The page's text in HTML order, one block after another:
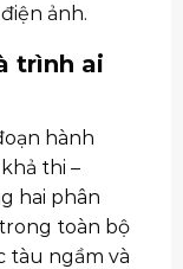
ảnh.
trình ai
hành
thi –
hai phân
toàn bộ
tàu ngầm và